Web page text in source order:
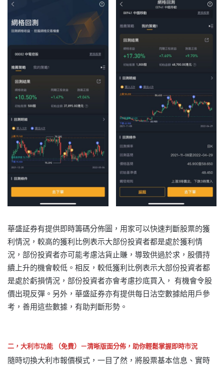
華盛証券有提供即時籌碼分佈圖，用家可以快速判斷股票的獲
利情況，較高的獲利比例表示大部份投資者都是處於獲利情
況，部份投資者亦可能考慮沽貨止賺，導致供過於求，股價持
續上升的機會較低。相反，較低獲利比例表示大部份投資者都
是處於虧損情況，部份投資者亦會考慮抄底買入， 有機會令股
價出現反彈。另外，華盛証券亦有提供每日沽空數據給用戶參
考，善用這些數據，有助判斷形勢。
二，大利市功能 （免費）－清晰版面分佈，助你輕鬆掌握即時市況
隨時切換大利市報價模式，一目了然，將股票基本信息、實時